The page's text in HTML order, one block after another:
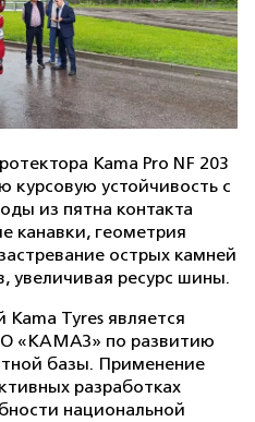
Kama Pro NF 203
курсовую устойчивость с
из пятна контакта
канавки, геометрия
острых камней
увеличивая ресурс шины.
Tyres является
«КАМАЗ» по развитию
базы. Применение
разработках
национальной